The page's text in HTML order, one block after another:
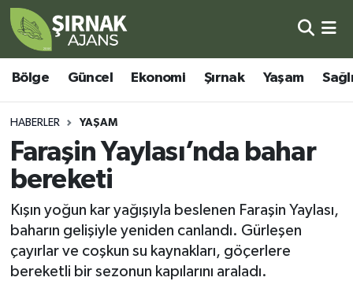
Bölge Güncel Ekonomi Şırnak Yaşam
HABERLER YAŞAM
Faraşin Yaylası’nda bahar
bereketi
Kışın yoğun kar yağışıyla beslenen Faraşin Yaylası,
baharın gelişiyle yeniden canlandı. Gürleşen
çayırlar ve coşkun su kaynakları, göçerlere
bereketli bir sezonun kapılarını araladı.
Bölge
Güncel
Ekonomi
Şırnak
Yaşam
Sağlık
Şırnak Nöbetçi Eczaneler
Şırnak Hava Durumu
Şirnak Namaz Vakitleri
Şırnak Trafik Yoğunluk Haritası
Süper Lig Puan Durumu ve Fikstür
Tüm Manşetler